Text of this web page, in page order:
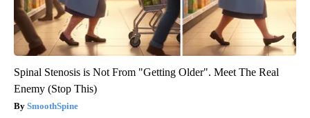
Spinal Stenosis is Not From "Getting Older". Meet The Real
Enemy (Stop This)
SmoothSpine